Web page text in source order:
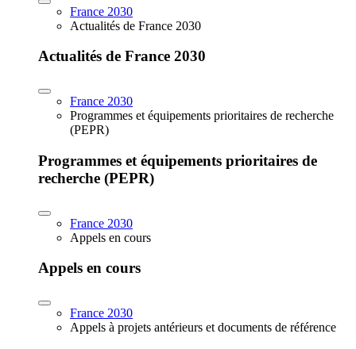
France 2030
Actualités de France 2030
Actualités de France 2030
France 2030
Programmes et équipements prioritaires de recherche
(PEPR)
Programmes et équipements prioritaires de
recherche (PEPR)
France 2030
Appels en cours
Appels en cours
France 2030
Appels à projets antérieurs et documents de référence